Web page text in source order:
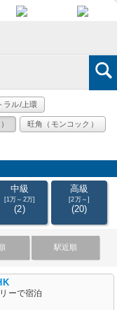
ラル/上環​
旺角（モンコック）
中級
[1万～2万]
(2)
高級
[2万～]
(20)
駅近順
ーで宿泊